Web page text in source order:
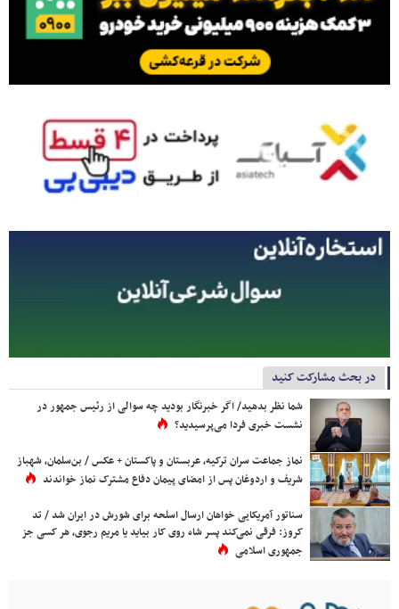
در بحث مشارکت کنید
شما نظر بدهید/ اگر خبرنگار بودید چه سوالی از رئیس جمهور در
نشست خبری فردا می‌پرسیدید؟
نماز جماعت سران ترکیه، عربستان و پاکستان + عکس / بن‌سلمان، شهباز
شریف و اردوغان پس از امضای پیمان دفاع مشترک نماز خواندند
سناتور آمریکایی خواهان ارسال اسلحه برای شورش در ایران شد / تد
کروز: فرقی نمی‌کند پسر شاه روی کار بیاید یا مریم رجوی، هر کسی جز
جمهوری اسلامی